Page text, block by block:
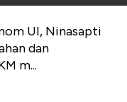
UI, Ninasapti
dan
m...